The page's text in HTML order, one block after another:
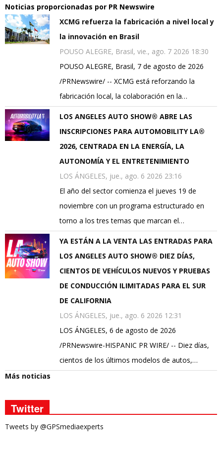
Noticias proporcionadas por PR Newswire
XCMG refuerza la fabricación a nivel local y
la innovación en Brasil
POUSO ALEGRE, Brasil, vie., ago. 7 2026 18:30
POUSO ALEGRE, Brasil, 7 de agosto de 2026
/PRNewswire/ -- XCMG está reforzando la
fabricación local, la colaboración en la…
LOS ANGELES AUTO SHOW® ABRE LAS
INSCRIPCIONES PARA AUTOMOBILITY LA®
2026, CENTRADA EN LA ENERGÍA, LA
AUTONOMÍA Y EL ENTRETENIMIENTO
LOS ÁNGELES, jue., ago. 6 2026 23:16
El año del sector comienza el jueves 19 de
noviembre con un programa estructurado en
torno a los tres temas que marcan el…
YA ESTÁN A LA VENTA LAS ENTRADAS PARA
LOS ANGELES AUTO SHOW® DIEZ DÍAS,
CIENTOS DE VEHÍCULOS NUEVOS Y PRUEBAS
DE CONDUCCIÓN ILIMITADAS PARA EL SUR
DE CALIFORNIA
LOS ÁNGELES, jue., ago. 6 2026 12:31
LOS ÁNGELES, 6 de agosto de 2026
/PRNewswire-HISPANIC PR WIRE/ -- Diez días,
cientos de los últimos modelos de autos,…
Más noticias
Twitter
Tweets by @GPSmediaexperts